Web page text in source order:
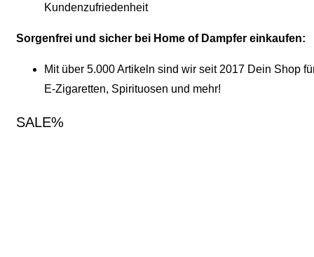
Kundenzufriedenheit
Sorgenfrei und sicher bei Home of Dampfer einkaufen:
Mit über 5.000 Artikeln sind wir seit 2017 Dein Shop
E-Zigaretten, Spirituosen und mehr!
SALE%